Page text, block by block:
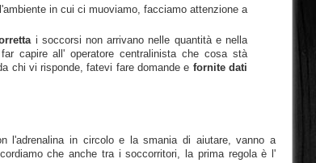
in cui ci muoviamo, facciamo attenzione a
i soccorsi non arrivano nelle quantità e nella
capire all' operatore centralinista che cosa stà
chi vi risponde, fatevi fare domande e fornite dati
l'adrenalina in circolo e la smania di aiutare, vanno a
che anche tra i soccorritori, la prima regola è l'